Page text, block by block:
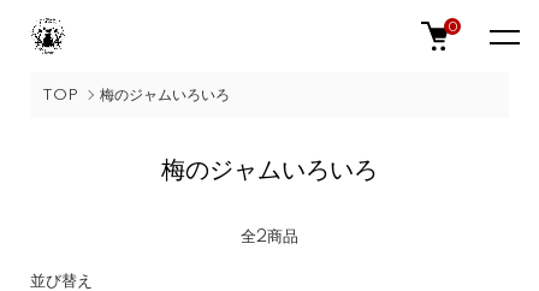
0
TOP 梅のジャムいろいろ
梅のジャムいろいろ
全2商品
並び替え